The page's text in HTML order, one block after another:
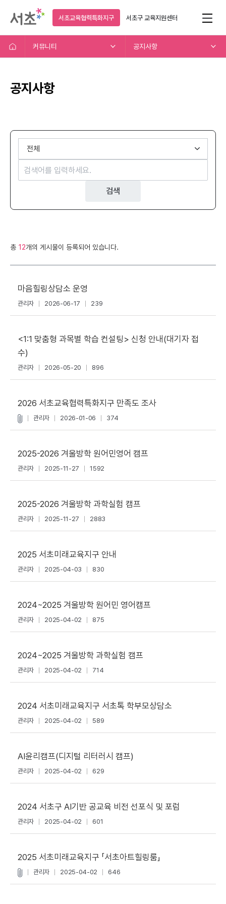
서초교육협력특화지구 서초구교육지원센터
커뮤니티 공지사항
공지사항
검색
총 12개의 게시물이 등록되어 있습니다.
마음힐링상담소 운영
관리자 2026-06-17 239
<1:1 맞춤형 과목별 학습 컨설팅> 신청 안내(대기자 접
수)
관리자 2026-05-20 896
2026 서초교육협력특화지구 만족도 조사
관리자 2026-01-06 374
2025-2026 겨울방학 원어민영어 캠프
관리자 2025-11-27 1592
2025-2026 겨울방학 과학실험 캠프
관리자 2025-11-27 2883
2025 서초미래교육지구 안내
관리자 2025-04-03 830
2024~2025 겨울방학 원어민 영어캠프
관리자 2025-04-02 875
2024~2025 겨울방학 과학실험 캠프
관리자 2025-04-02 714
2024 서초미래교육지구 서초톡 학부모상담소
관리자 2025-04-02 589
AI윤리캠프(디지털 리터러시 캠프)
관리자 2025-04-02 629
2024 서초구 AI기반 공교육 비전 선포식 및 포럼
관리자 2025-04-02 601
2025 서초미래교육지구 「서초아트힐링룸」
관리자 2025-04-02 646